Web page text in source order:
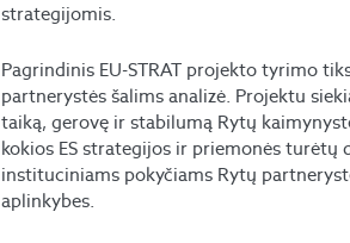
strategijomis.
Pagrindinis EU-STRAT projekto tyrimo
partnerystės šalims analizė. Projektu
taiką, gerovę ir stabilumą Rytų
kokios ES strategijos ir priemonės
instituciniams pokyčiams Rytų
aplinkybes.